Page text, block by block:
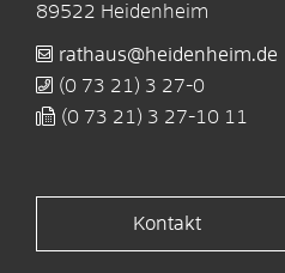
89522 Heidenheim
rathaus@heidenheim.de
(0 73 21) 3 27-0
(0 73 21) 3 27-10 11
Kontakt